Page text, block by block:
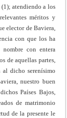
atendiendo a los
méritos y
elector de Baviera,
con que los ha
con entera
de aquellas partes,
al dicho serenísimo
nuestro buen
Países Bajos,
de matrimonio
de la presente le